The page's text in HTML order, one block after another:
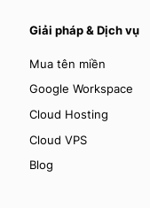
Giải pháp & Dịch vụ
Mua tên miền
Google Workspace
Cloud Hosting
Cloud VPS
Blog